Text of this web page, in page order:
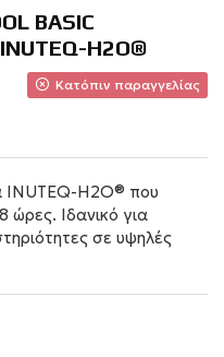
BASIC
H2O®
Κατόπιν παραγγελίας
INUTEQ-H2O® που
ώρες. Ιδανικό για
σε υψηλές